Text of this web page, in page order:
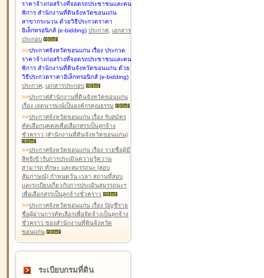
ราคาจ้างก่อสร้างที่จอดรถประชาชนและคน
พิการ สำนักงานที่ดินจังหวัดขอนแก่น
สาขากระนวน ด้วยวิธีประกวดราคา
อิเล็กทรอนิกส์ (e-bidding) ประกาศ, เอกสาร
ประกอบ
>>ประกาศจังหวัดขอนแก่น เรื่อง ประกวด
ราคาจ้างก่อสร้างที่จอดรถประชาชนและคน
พิการ สำนักงานที่ดินจังหวัดขอนแก่น ด้วย
วิธีประกวดราคาอิเล็กทรอนิกส์ (e-bidding)
ประกาศ, เอกสารประกอบ
>>ประกาศสำนักงานที่ดินจังหวัดขอนแก่น
เรื่อง เจตนารมณ์เป็นองค์กรคุณธรรม
>>ประกาศจังหวัดขอนแก่น เรื่อง รับสมัคร
คัดเลือกบุคคลเพื่อเลือกสรรเป็นลูกจ้าง
ชั่วคราว (สำนักงานที่ดินจังหวัดขอนแก่น)
>>ประกาศจังหวัดขอนแก่น เรื่อง รายชื่อผู้มี
สิทธิเข้ารับการประเมินความรู้ความ
สามารถ ทักษะ และสมรรถนะ (สอบ
สัมภาษณ์) กำหนดวัน เวลา สถานที่สอบ
และระเบียบเกี่ยวกับการประเมินสมรรถนะฯ
เพื่อเลือกสรรเป็นลูกจ้างชั่วคราว
>>ประกาศจังหวัดขอนแก่น เรื่อง บัญชีราย
ชื่อผู้ผ่านการคัดเลือกเพื่อจัดจ้างเป็นลูกจ้าง
ชั่วคราว ของสำนักงานที่ดินจังหวัด
ขอนแก่น
ระเบียบกรมที่ดิน